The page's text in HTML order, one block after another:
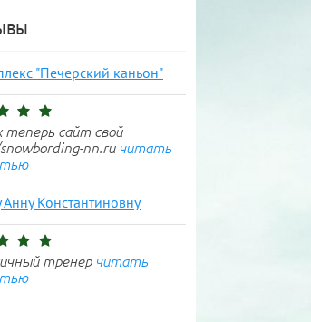
"Печерский каньон"
теперь сайт свой
nn.ru читать
Анну Константиновну
тренер читать